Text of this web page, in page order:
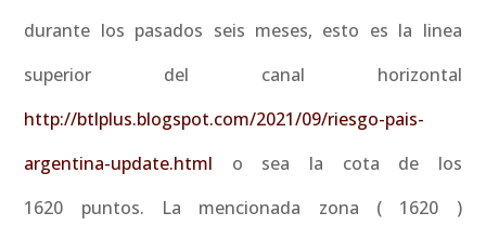
durante los pasados seis meses, esto es la linea
superior del canal horizontal
http://btlplus.blogspot.com/2021/09/riesgo-pais-
argentina-update.html o sea la cota de los
1620 puntos. La mencionada zona ( 1620 )